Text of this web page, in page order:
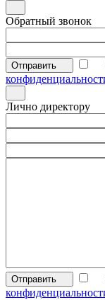
Обратный звонок
Отправить
Лично директору
Отправить